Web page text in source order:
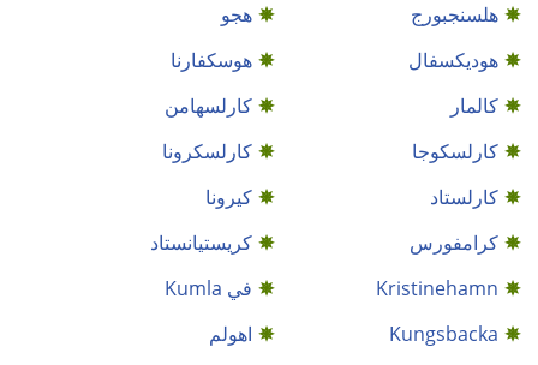
هلسنجبورج
هجو
هوديكسفال
هوسكفارنا
كالمار
كارلسهامن
كارلسكوجا
كارلسكرونا
كارلستاد
كيرونا
كرامفورس
كريستيانستاد
Kristinehamn
في Kumla
Kungsbacka
اهولم